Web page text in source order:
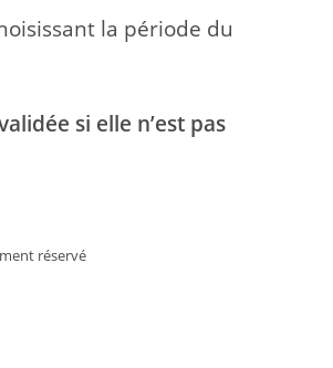
la période du
si elle n’est pas
réservé